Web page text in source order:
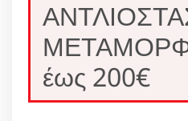
έως 200€